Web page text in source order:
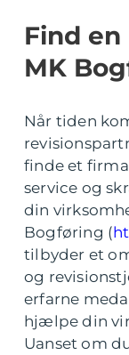
Find
MK
Når tiden
finde et
service og
din
Bogføring (
tilbyder et
og
erfarne
hjælpe din
Uanset om